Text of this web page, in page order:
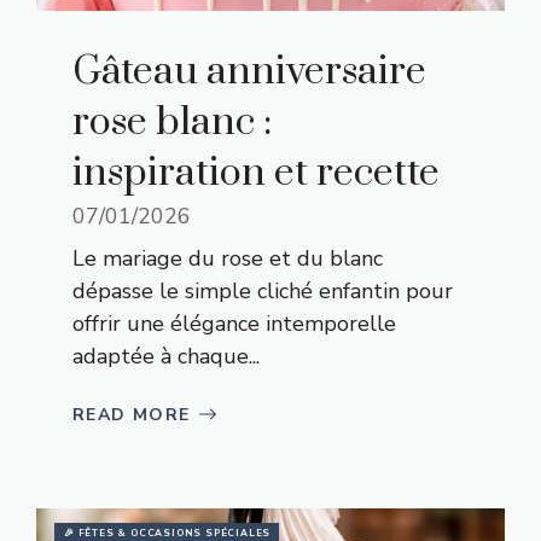
Gâteau anniversaire
rose blanc :
inspiration et recette
07/01/2026
Le mariage du rose et du blanc
dépasse le simple cliché enfantin pour
offrir une élégance intemporelle
adaptée à chaque...
READ MORE
🎉 FÊTES & OCCASIONS SPÉCIALES